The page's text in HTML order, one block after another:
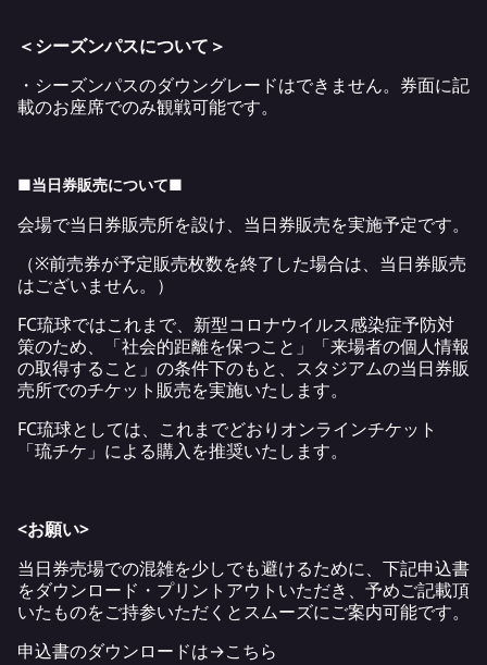
＜シーズンパスについて＞
・シーズンパスのダウングレードはできません。券面に記
載のお座席でのみ観戦可能です。
■当日券販売について■
会場で当日券販売所を設け、当日券販売を実施予定です。
（※前売券が予定販売枚数を終了した場合は、当日券販売
はございません。）
FC琉球ではこれまで、新型コロナウイルス感染症予防対
策のため、「社会的距離を保つこと」「来場者の個人情報
の取得すること」の条件下のもと、スタジアムの当日券販
売所でのチケット販売を実施いたします。
FC琉球としては、これまでどおりオンラインチケット
「琉チケ 」による購入を推奨いたします。
<お願い>
当日券売場での混雑を少しでも避けるために、下記申込書
をダウンロード・プリントアウトいただき、予めご記載頂
いたものをご持参いただくとスムーズにご案内可能です。
申込書のダウンロードは→こちら